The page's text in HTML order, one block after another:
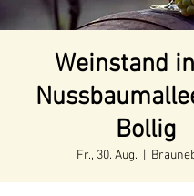
Weinstand
Bollig
Fr., 30. Aug.